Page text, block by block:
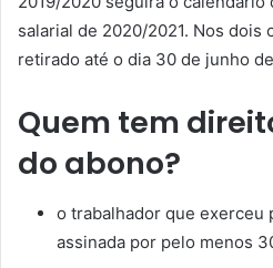
salarial de 2020/2021. Nos dois
retirado até o dia 30 de junho
Quem tem
do abono?
o trabalhador que exerceu
assinada por pelo menos